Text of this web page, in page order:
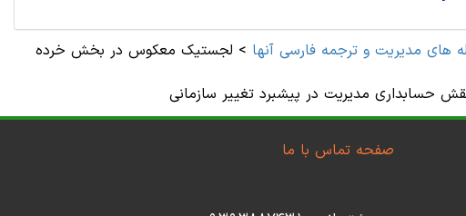
های مديريت و ترجمه فارسی آنها > لجستیک معکوس در بخش خرده
حسابداری مدیریت در پیشبرد تغییر سازمانی
صفحه تماس با ما